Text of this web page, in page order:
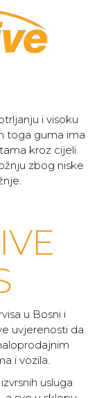
i visoku
toga guma ima
kroz cijeli
zbog niske
u Bosni i
uvjerenosti da
i vozila.
usluga